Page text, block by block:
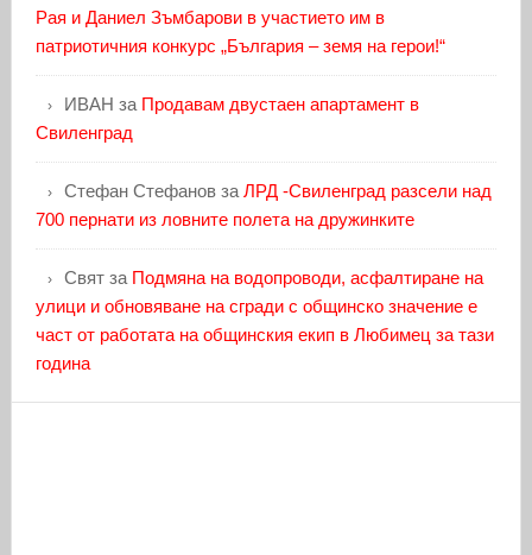
Рая и Даниел Зъмбарови в участието им в
патриотичния конкурс „България – земя на герои!“
ИВАН за Продавам двустаен апартамент в
Свиленград
Стефан Стефановза ЛРД -Свиленград разсели над
700 пернати из ловните полета на дружинките
Святза Подмяна на водопроводи, асфалтиране на
улици и обновяване на сгради с общинско значение е
част от работата на общинския екип в Любимец за тази
година